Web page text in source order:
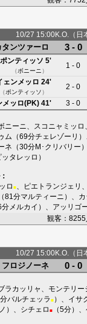
10/27 15:00K.O.（日
タンツァーロ 3 - 0
ポンティッソ 5'
（ボニーニ ）
1 - 0
ェンメッロ 24'
（ポンティッソ）
2 - 0
メッロ(PK) 41'
3 - 0
ニーニ スコニャミッロ
ム （69分チェレゾーリ ）
ネ （30分M･クリバリー
ッタレッロ ）
：
ロ ■ ピエトランジェリ
（81分マルティーニ ）、
分 メルカイ ）、 アッリゴ
観客：
10/27 15:00K.O.（日
フロジノーネ 0 - 0
ラカッリャ モンテリー
バルチェッラ ■ ）、 イサ
）、 シチェロ ■ （5分）、